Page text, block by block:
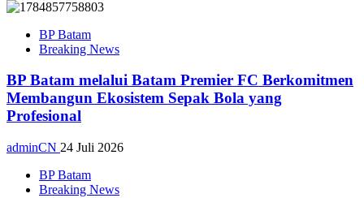
BP Batam
Breaking News
BP Batam melalui Batam Premier FC Berkomitmen
Membangun Ekosistem Sepak Bola yang
Profesional
adminCN 24 Juli 2026
BP Batam
Breaking News